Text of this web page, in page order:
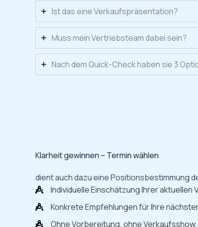
Ist das eine Verkaufspräsentation?
Muss mein Vertriebsteam dabei sein?
Nach dem Quick-Check haben sie 3
Klarheit gewinnen – Termin wählen
dient auch dazu eine Positionsbestimmung
Individuelle Einschätzung Ihrer aktuellen
Konkrete Empfehlungen für Ihre
Ohne Vorbereitung, ohne